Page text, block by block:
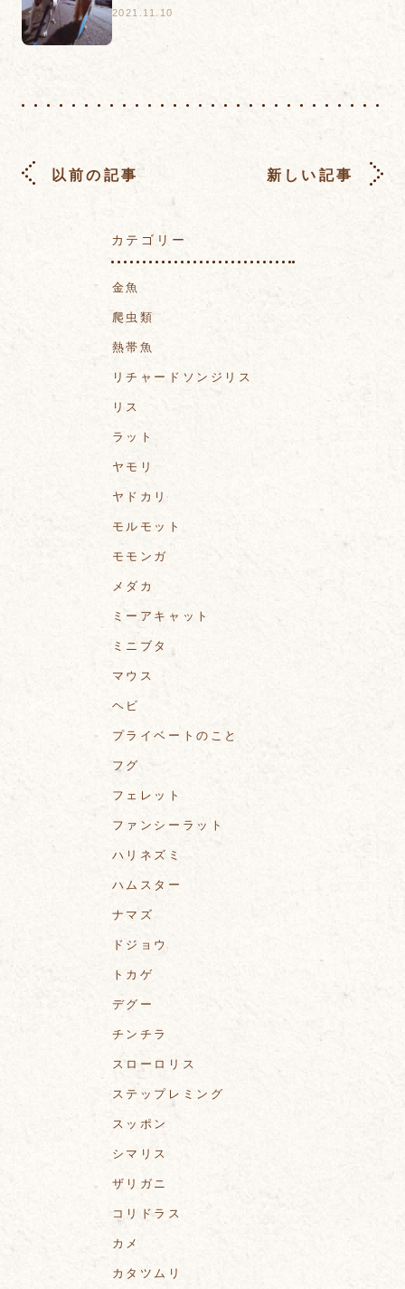
2021.11.10
以前の記事 新しい記事
カテゴリー
金魚
爬虫類
熱帯魚
リチャードソンジリス
リス
ラット
ヤモリ
ヤドカリ
モルモット
モモンガ
メダカ
ミーアキャット
ミニブタ
マウス
ヘビ
プライベートのこと
フグ
フェレット
ファンシーラット
ハリネズミ
ハムスター
ナマズ
ドジョウ
トカゲ
デグー
チンチラ
スローロリス
ステップレミング
スッポン
シマリス
ザリガニ
コリドラス
カメ
カタツムリ